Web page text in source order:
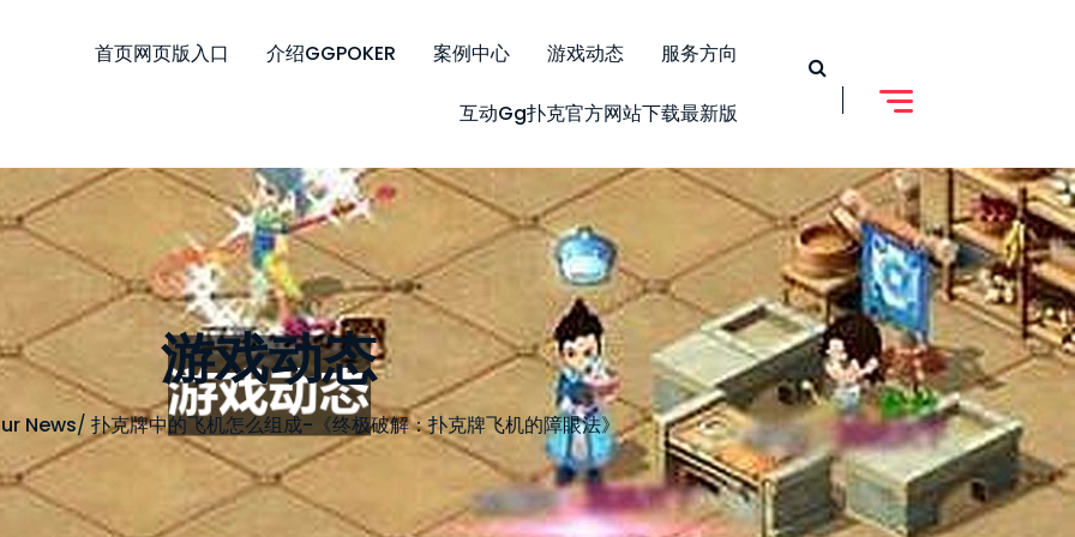
首页网页版入口 介绍GGPOKER 案例中心 游戏动态 服务方向
互动gg扑克官方网站下载最新版
游戏动态
News/ 扑克牌中的飞机怎么组成-《终极破解：扑克牌飞机的障眼法》